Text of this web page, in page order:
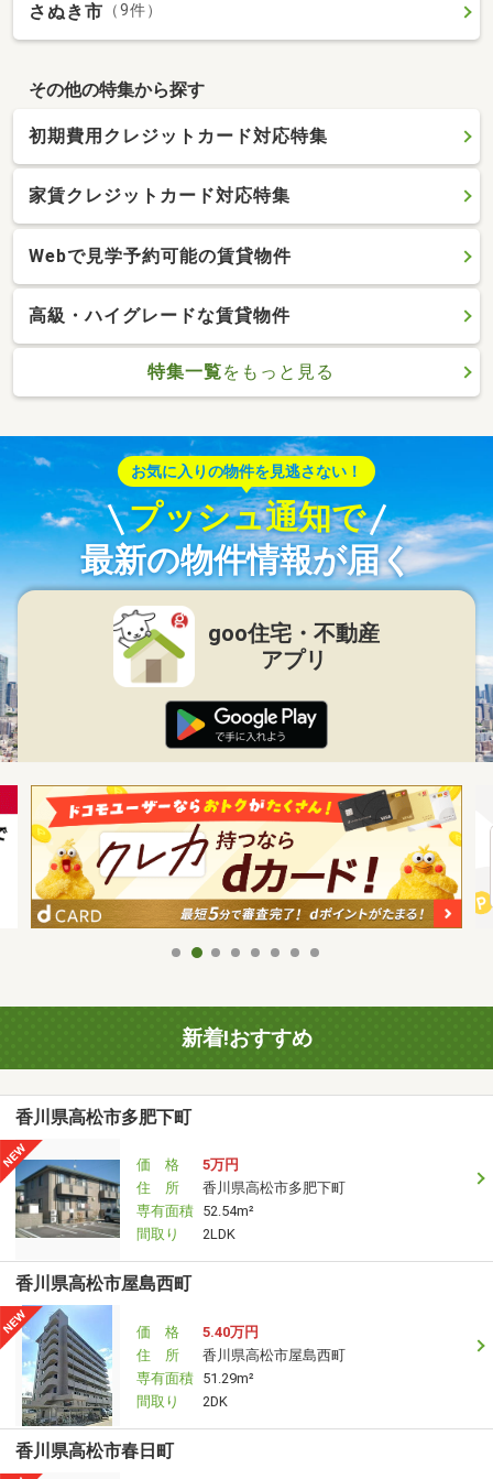
さぬき市 （9件）
その他の特集から探す
初期費用クレジットカード対応特集
家賃クレジットカード対応特集
Webで見学予約可能の賃貸物件
高級・ハイグレードな賃貸物件
特集一覧をもっと見る
お気に入りの物件を見逃さない！
プッシュ通知で
最新の物件情報が届く
goo住宅・不動産
アプリ
新着!おすすめ
香川県高松市多肥下町
価 格
5万円
住 所
香川県高松市多肥下町
専有面積 52.54m²
間取り
2LDK
香川県高松市屋島西町
価 格
5.40万円
住 所
香川県高松市屋島西町
専有面積 51.29m²
間取り
2DK
香川県高松市春日町